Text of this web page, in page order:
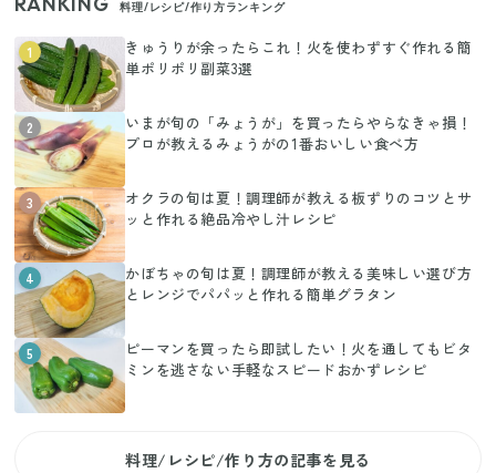
料理/レシピ/作り方ランキング
1
きゅうりが余ったらこれ！火を使わずすぐ作れる簡
単ポリポリ副菜3選
2
いまが旬の「みょうが」を買ったらやらなきゃ損！
プロが教えるみょうがの1番おいしい食べ方
3
オクラの旬は夏！調理師が教える板ずりのコツとサ
ッと作れる絶品冷やし汁レシピ
4
かぼちゃの旬は夏！調理師が教える美味しい選び方
とレンジでパパッと作れる簡単グラタン
5
ピーマンを買ったら即試したい！火を通してもビタ
ミンを逃さない手軽なスピードおかずレシピ
料理/レシピ/作り方の記事を見る